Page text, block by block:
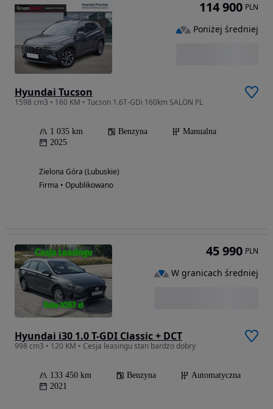
Hyundai Tucson
1598 cm3 • 160 KM • Tucson 1.6T-GDi 160km SALON PL
1 035 km Benzyna
Manualna
2025
Zielona Góra (Lubuskie)
Firma • Opublikowano
114 900 PLN
Poniżej średniej
Hyundai i30 1.0 T-GDI Classic + DCT
998 cm3 • 120 KM • Cesja leasingu stan bardzo dobry
133 450 km Benzyna
Automatyczna
2021
45 990 PLN
W granicach średniej